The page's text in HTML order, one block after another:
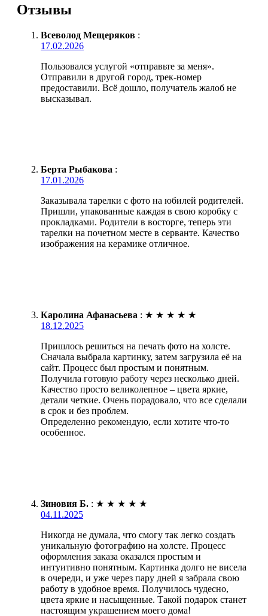
Отзывы
Всеволод Мещеряков :
17.02.2026
Пользовался услугой «отправьте за меня».
Отправили в другой город, трек-номер
предоставили. Всё дошло, получатель жалоб не
высказывал.
Берта Рыбакова :
17.01.2026
Заказывала тарелки с фото на юбилей родителей.
Пришли, упакованные каждая в свою коробку с
прокладками. Родители в восторге, теперь эти
тарелки на почетном месте в серванте. Качество
изображения на керамике отличное.
Каролина Афанасьева : ★ ★ ★ ★ ★
18.12.2025
Пришлось решиться на печать фото на холсте.
Сначала выбрала картинку, затем загрузила её на
сайт. Процесс был простым и понятным.
Получила готовую работу через несколько дней.
Качество просто великолепное – цвета яркие,
детали четкие. Очень порадовало, что все сделали
в срок и без проблем.
Определенно рекомендую, если хотите что-то
особенное.
Зиновия Б. : ★ ★ ★ ★ ★
04.11.2025
Никогда не думала, что смогу так легко создать
уникальную фотографию на холсте. Процесс
оформления заказа оказался простым и
интуитивно понятным. Картинка долго не висела
в очереди, и уже через пару дней я забрала свою
работу в удобное время. Получилось чудесно,
цвета яркие и насыщенные. Такой подарок станет
настоящим украшением моего дома!